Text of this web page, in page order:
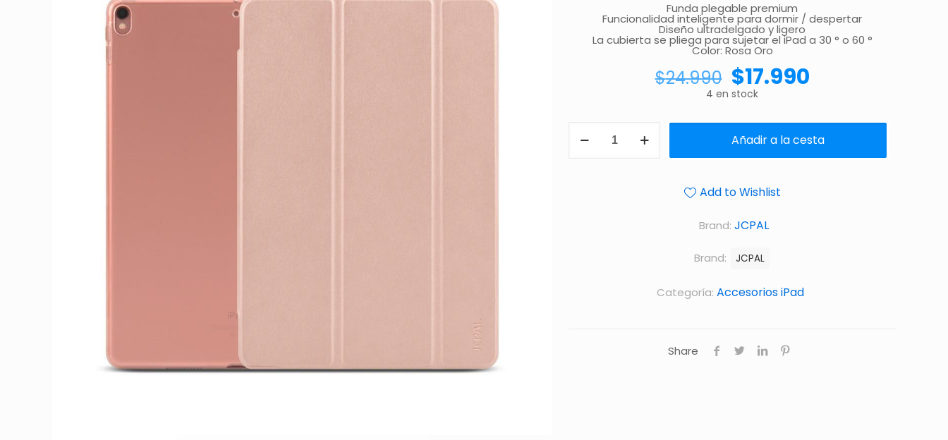
Funda plegable premium
Funcionalidad inteligente para dormir / despertar
Diseño ultradelgado y ligero
La cubierta se pliega para sujetar el iPad a 30 ° o 60 °
Color: Rosa Oro
$24.990 $17.990
4 en stock
Añadir a la cesta
Add to Wishlist
Categoría: Accesorios iPad
Brand: JCPAL
Brand: JCPAL
Share